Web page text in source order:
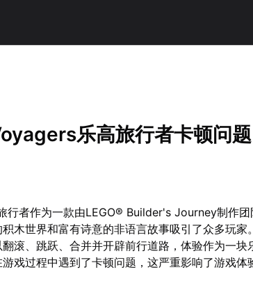
乐高旅行者卡顿问题
行者作为一款由LEGO® Builder's Journey制作
木世界和富有诗意的非语言故事吸引了众多玩家
滚、跳跃、合并并开辟前行道路，体验作为一块
戏过程中遇到了卡顿问题，这严重影响了游戏体